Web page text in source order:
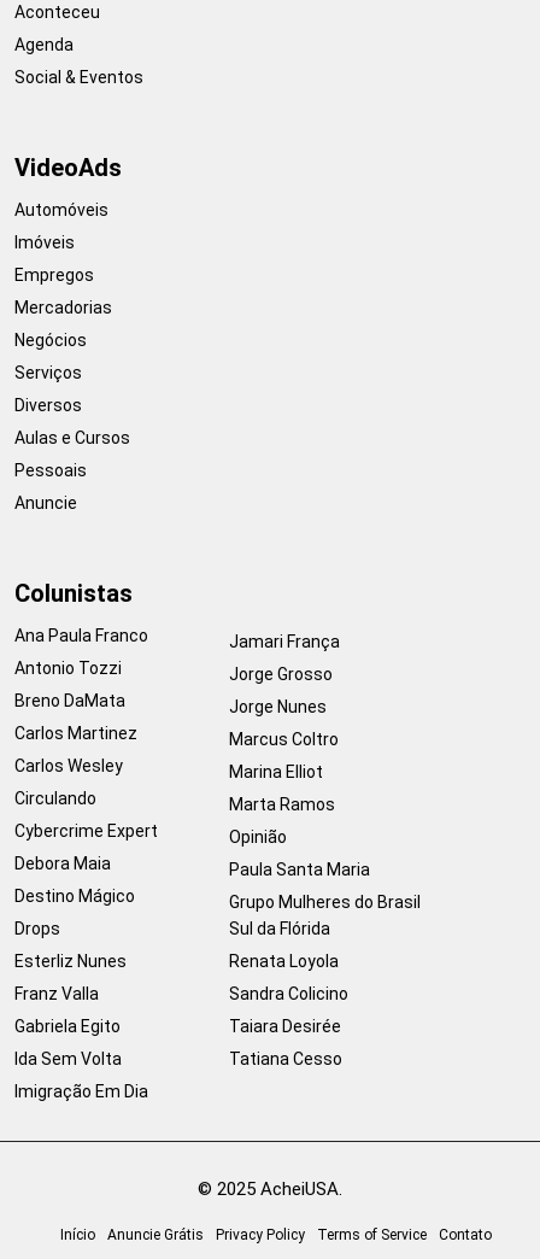
Aconteceu
Agenda
Social & Eventos
VideoAds
Automóveis
Imóveis
Empregos
Mercadorias
Negócios
Serviços
Diversos
Aulas e Cursos
Pessoais
Anuncie
Colunistas
Ana Paula Franco
Antonio Tozzi
Breno DaMata
Carlos Martinez
Carlos Wesley
Circulando
Cybercrime Expert
Debora Maia
Destino Mágico
Drops
Esterliz Nunes
Franz Valla
Gabriela Egito
Ida Sem Volta
Imigração Em Dia
Jamari França
Jorge Grosso
Jorge Nunes
Marcus Coltro
Marina Elliot
Marta Ramos
Opinião
Paula Santa Maria
Grupo Mulheres do Brasil
Sul da Flórida
Renata Loyola
Sandra Colicino
Taiara Desirée
Tatiana Cesso
© 2025 AcheiUSA.
Início Anuncie Grátis Privacy Policy Terms of Service Contato